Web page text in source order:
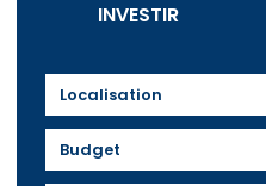
INVESTIR
Budget